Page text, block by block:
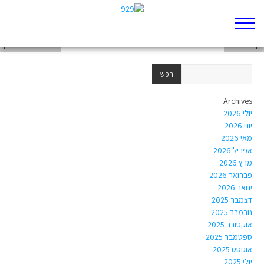
Archives
יולי 2026
יוני 2026
מאי 2026
אפריל 2026
מרץ 2026
פברואר 2026
ינואר 2026
דצמבר 2025
נובמבר 2025
אוקטובר 2025
ספטמבר 2025
אוגוסט 2025
יולי 2025